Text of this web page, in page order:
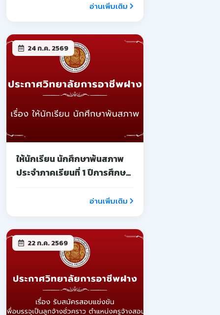
อ่านเพิ่มเติม
24 ก.ค. 2569
ให้นักเรียน นักศึกษาพ้นสภาพ
ประจำภาคเรียนที่ 1 ปีการศึกษา
อ่านเพิ่มเติม
22 ก.ค. 2569